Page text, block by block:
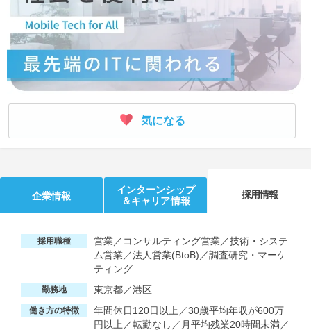
気になる
企業情報
インターンシップ
＆キャリア情報
採用情報
採用職種
営業／コンサルティング営業／技術・システ
ム営業／法人営業(BtoB)／調査研究・マーケ
ティング
勤務地 東京都／港区
働き方の特徴
年間休日120日以上／30歳平均年収が600万
円以上／転勤なし／月平均残業20時間未満／